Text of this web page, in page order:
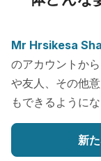
Mr Hrsikesa
のアカウントか
や友人、その他
もできるようにな
新